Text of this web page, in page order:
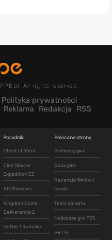
All rights reserved.
Polityka prywatności
Reklama Redakcja RSS
Poradniki
Ghost of Yotei
Clair Obscur
Expedition 33
AC Shadows
Kingdom Come
Deliverance 2
Gothic 1 Remake
Polecane strony
Premiery gier
Baza gier
Recenzje filmów i
seriali
Testy sprzętu
Najlepsze gry PS5
BET.PL